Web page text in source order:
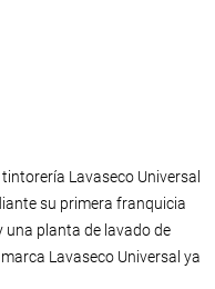
Lavaseco Universal
su primera franquicia
una planta de lavado de
Lavaseco Universal ya